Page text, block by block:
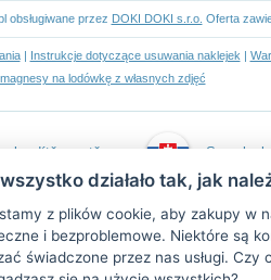
obsługiwane przez DOKI DOKI s.r.o. Oferta
| Instrukcje dotyczące usuwania naklejek |
na lodówkę z własnych zdjęć
dítě v autě
działało tak, jak
z plików cookie, aby zakupy w
i bezproblemowe. Niektóre są
świadczone przez nas usługi. Czy